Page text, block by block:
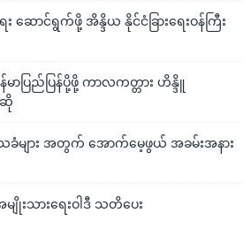
ဆောင်ရွက်ဖို့ အိန္ဒိယ နိုင်ငံခြားရေးဝန်ကြီး
ာပြည်ပြန်ပို့ဖို့ ကာလကတ္တား ဟိန္ဒိူ
ဆို
များ အတွက် အောက်မေ့ဖွယ် အခမ်းအနား
ျိုးသားရေးဝါဒီ သတိပေး